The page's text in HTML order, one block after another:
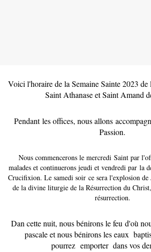
Voici l'horaire de la Semaine Sainte 2023 de
Saint Athanase et Saint Amand
Pendant les offices, nous allons
Passion.
Nous commencerons le mercredi Saint par
malades et continuerons jeudi et vendredi par la
Crucifixion. Le samedi soir ce sera l'explosion de
de la divine liturgie de la Résurrection du
résurrection.
Dan cette nuit, nous bénirons le feu d'où
pascale et nous bénirons les eaux
pourrez emporter dans vos